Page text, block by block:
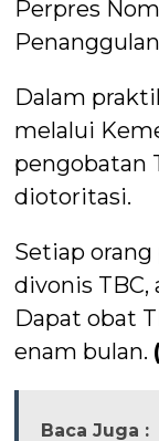
Perpres
Dalam
melalui
pengobatan
diotoritasi.
Setiap
divonis
Dapat obat
enam bulan.
Baca Juga :